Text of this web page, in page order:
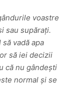
voastre
sau supărați.
vadă apa
să iei decizii
că nu gândești
normal și se